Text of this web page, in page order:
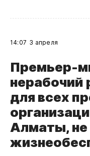
14:07 3 апреля
Премьер-
нерабочий
для всех
Алматы, не